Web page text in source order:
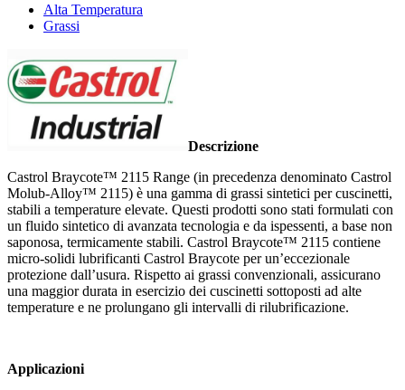
Alta Temperatura
Grassi
Descrizione
Castrol Braycote™ 2115 Range (in precedenza denominato Castrol
Molub-Alloy™ 2115) è una gamma di grassi sintetici per cuscinetti,
stabili a temperature elevate. Questi prodotti sono stati formulati con
un fluido sintetico di avanzata tecnologia e da ispessenti, a base non
saponosa, termicamente stabili. Castrol Braycote™ 2115 contiene
micro-solidi lubrificanti Castrol Braycote per un’eccezionale
protezione dall’usura. Rispetto ai grassi convenzionali, assicurano
una maggior durata in esercizio dei cuscinetti sottoposti ad alte
temperature e ne prolungano gli intervalli di rilubrificazione.
Applicazioni